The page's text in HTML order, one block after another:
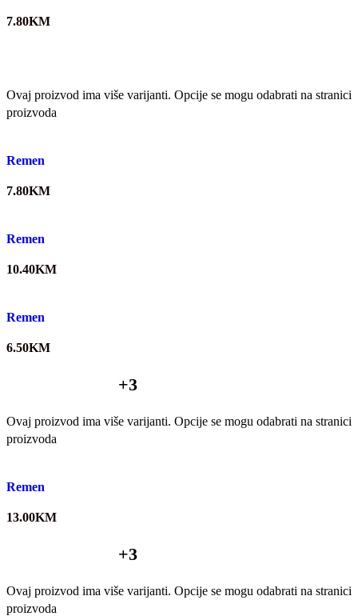
7.80KM
Ovaj proizvod ima više varijanti. Opcije se mogu odabrati na stranici
proizvoda
Remen
7.80KM
Remen
10.40KM
Remen
6.50KM
+3
Ovaj proizvod ima više varijanti. Opcije se mogu odabrati na stranici
proizvoda
Remen
13.00KM
+3
Ovaj proizvod ima više varijanti. Opcije se mogu odabrati na stranici
proizvoda